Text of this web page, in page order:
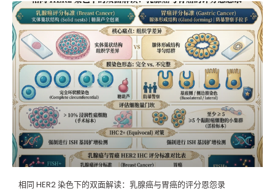
相同 HER2 染色下的双面解读：乳腺癌与胃癌的评分恩怨录